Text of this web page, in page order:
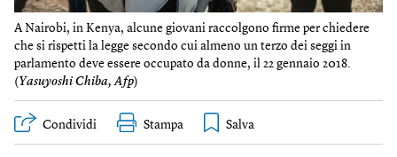
A Nairobi, in Kenya, alcune giovani raccolgono firme per chiedere
che si rispetti la legge secondo cui almeno un terzo dei seggi in
parlamento deve essere occupato da donne, il 22 gennaio 2018.
( Yasuyoshi Chiba, Afp)
Condividi Stampa